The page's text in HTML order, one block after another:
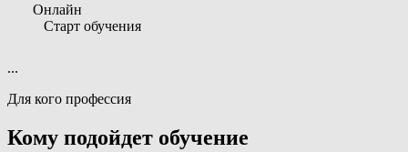
Онлайн
Старт обучения
...
Для кого профессия
Кому подойдет обучение